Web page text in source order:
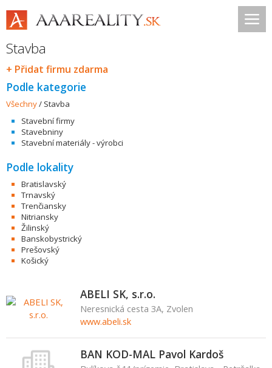
Stavba
+ Přidat firmu zdarma
Podle kategorie
Všechny/ Stavba
Stavební firmy
Stavebniny
Stavební materiály - výrobci
Podle lokality
Bratislavský
Trnavský
Trenčiansky
Nitriansky
Žilinský
Banskobystrický
Prešovský
Košický
ABELI SK, s.r.o.
Neresnická cesta 3A, Zvolen
www.abeli.sk
BAN KOD-MAL Pavol Kardoš